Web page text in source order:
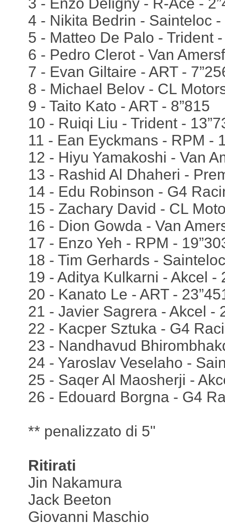
3 - Enzo Deligny - R-Ace -
4 - Nikita Bedrin - Sainteloc -
5 - Matteo De Palo - Trident -
6 - Pedro Clerot - Van
7 - Evan Giltaire - ART -
8 - Michael Belov - CL
9 - Taito Kato - ART - 8”815
10 - Ruiqi Liu - Trident -
11 - Ean Eyckmans - RPM -
12 - Hiyu Yamakoshi - Van
13 - Rashid Al Dhaheri -
14 - Edu Robinson - G4
15 - Zachary David - CL
16 - Dion Gowda - Van
17 - Enzo Yeh - RPM -
18 - Tim Gerhards -
19 - Aditya Kulkarni - Akcel -
20 - Kanato Le - ART -
21 - Javier Sagrera - Akcel -
22 - Kacper Sztuka - G4
23 - Nandhavud
24 - Yaroslav Veselaho -
25 - Saqer Al Maosherji -
26 - Edouard Borgna - G4
** penalizzato di 5"
Ritirati
Jin Nakamura
Jack Beeton
Giovanni Maschio